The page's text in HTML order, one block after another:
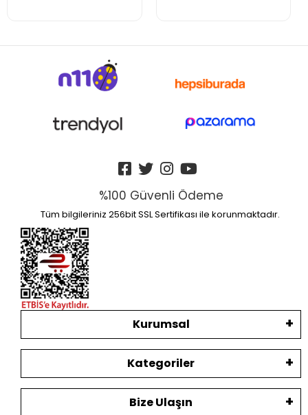
%100 Güvenli Ödeme
Tüm bilgileriniz 256bit SSL Sertifikası ile korunmaktadır.
Kurumsal
Kategoriler
Bize Ulaşın